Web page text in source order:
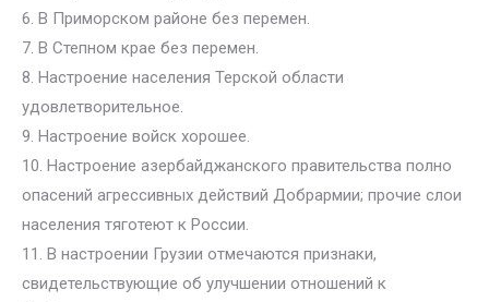
6. В Приморском районе без перемен.
7. В Степном крае без перемен.
8. Настроение населения Терской области
удовлетворительное.
9. Настроение войск хорошее.
10. Настроение азербайджанского правительства полно
опасений агрессивных действий Добрармии; прочие слои
населения тяготеют к России.
11. В настроении Грузии отмечаются признаки,
свидетельствующие об улучшении отношений к